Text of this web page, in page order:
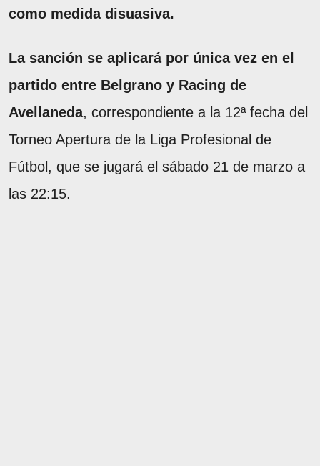
como medida disuasiva.
La sanción se aplicará por única vez en el
partido entre Belgrano y Racing de
Avellaneda, correspondiente a la 12ª fecha del
Torneo Apertura de la Liga Profesional de
Fútbol, que se jugará el sábado 21 de marzo a
las 22:15.